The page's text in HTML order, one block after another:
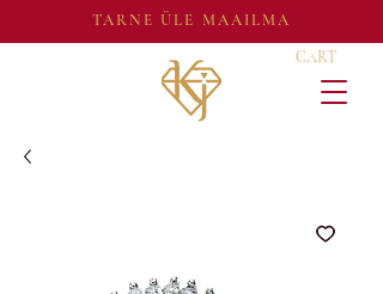
TARNE ÜLE MAAILMA
CART